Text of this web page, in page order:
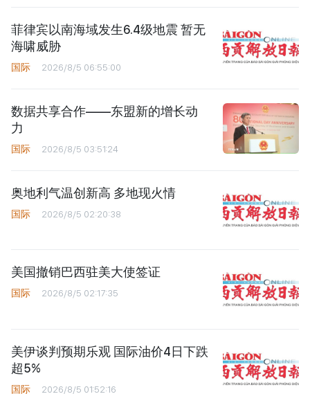
菲律宾以南海域发生6.4级地震 暂无
海啸威胁
国际 2026/8/5 06:55:00
数据共享合作——东盟新的增长动
力
国际 2026/8/5 03:51:24
奥地利气温创新高 多地现火情
国际 2026/8/5 02:20:38
美国撤销巴西驻美大使签证
国际 2026/8/5 02:17:35
美伊谈判预期乐观 国际油价4日下跌
超5%
国际 2026/8/5 01:52:16